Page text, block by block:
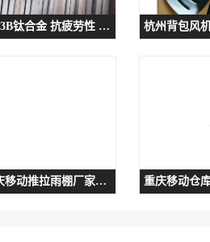
BT-3B钛合金 抗疲劳性 热等静压钛合金消除内部缺陷优
重庆移动推拉雨棚厂家厂家现货价格 电动推拉顶棚定制